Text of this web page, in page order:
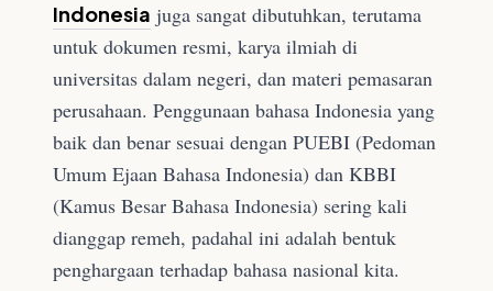
Indonesia juga sangat dibutuhkan, terutama
untuk dokumen resmi, karya ilmiah di
universitas dalam negeri, dan materi pemasaran
perusahaan. Penggunaan bahasa Indonesia yang
baik dan benar sesuai dengan PUEBI (Pedoman
Umum Ejaan Bahasa Indonesia) dan KBBI
(Kamus Besar Bahasa Indonesia) sering kali
dianggap remeh, padahal ini adalah bentuk
penghargaan terhadap bahasa nasional kita.